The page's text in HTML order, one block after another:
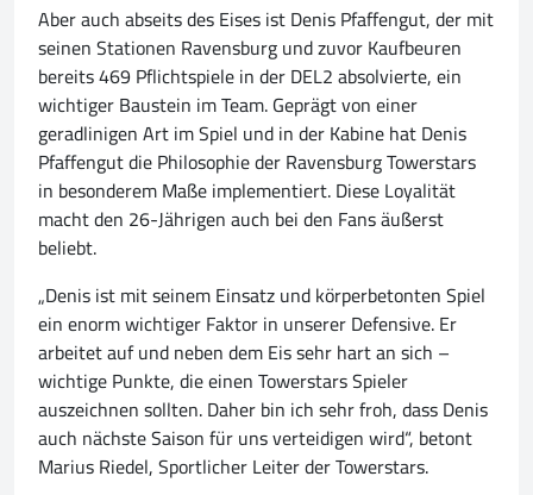
Aber auch abseits des Eises ist Denis Pfaffengut, der mit
seinen Stationen Ravensburg und zuvor Kaufbeuren
bereits 469 Pflichtspiele in der DEL2 absolvierte, ein
wichtiger Baustein im Team. Geprägt von einer
geradlinigen Art im Spiel und in der Kabine hat Denis
Pfaffengut die Philosophie der Ravensburg Towerstars
in besonderem Maße implementiert. Diese Loyalität
macht den 26-Jährigen auch bei den Fans äußerst
beliebt.
„Denis ist mit seinem Einsatz und körperbetonten Spiel
ein enorm wichtiger Faktor in unserer Defensive. Er
arbeitet auf und neben dem Eis sehr hart an sich –
wichtige Punkte, die einen Towerstars Spieler
auszeichnen sollten. Daher bin ich sehr froh, dass Denis
auch nächste Saison für uns verteidigen wird“, betont
Marius Riedel, Sportlicher Leiter der Towerstars.